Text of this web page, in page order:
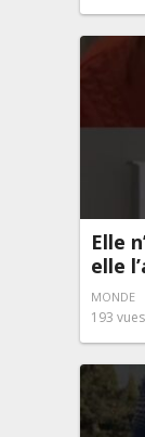
Elle
elle
MONDE
193 vues